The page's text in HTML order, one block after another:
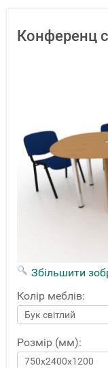
Конференц
Збільшити
Колір меблів:
Розмір (мм):